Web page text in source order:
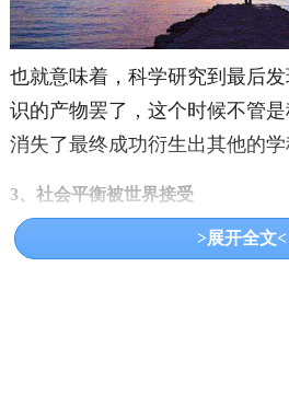
也就意味着，科学研究到最后
识的产物罢了，这个时候不管
消失了最终成功衍生出其他的学
3、社会平衡被世界接受
>展开全文<